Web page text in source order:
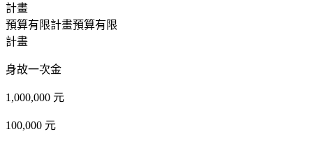
計畫
預算有限計畫預算有限
計畫
身故一次金
1,000,000 元
100,000 元